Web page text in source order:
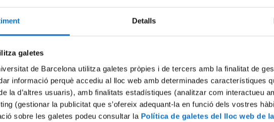
Detalls
galetes
de Barcelona utilitza galetes pròpies i de tercers amb la finalitat de
informació perquè accediu al lloc web amb determinades característiques
la d’altres usuaris), amb finalitats estadístiques (analitzar com interactueu
(gestionar la publicitat que s’ofereix adequant-la en funció dels vostres
sobre les galetes podeu consultar la Política de galetes del lloc web de